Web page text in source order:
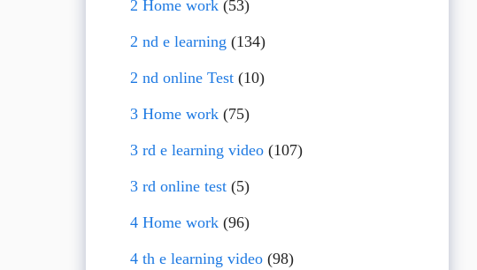
2 Home work(53)
2 nd e learning (134)
2 nd online Test(10)
3 Home work(75)
3 rd e learning video(107)
3 rd online test(5)
4 Home work(96)
4 th e learning video(98)